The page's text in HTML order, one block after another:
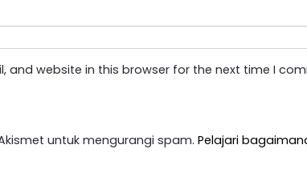
and website in this browser for the next time I
untuk mengurangi spam. Pelajari